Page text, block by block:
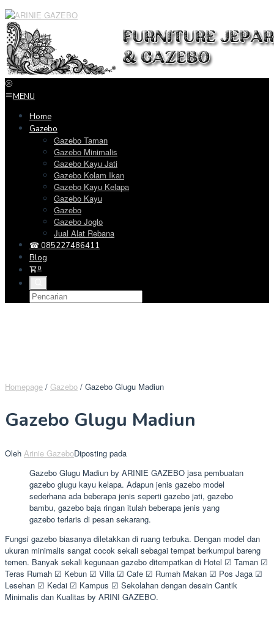
Loncat
ke
konten
MENU
Home
Gazebo
Gazebo Taman
Gazebo Minimalis
Gazebo Kayu Jati
Gazebo Kolam Ikan
Gazebo Kayu Kelapa
Gazebo Kayu
Gazebo
Gazebo Joglo
Jual Alat Rebana
☎ 085227486411
Blog
0
Homepage / Gazebo / Gazebo Glugu Madiun
Gazebo Glugu Madiun
Oleh Arinie GazeboDiposting pada
Gazebo Glugu Madiun by ARINIE GAZEBO jasa pembuatan
gazebo glugu kayu kelapa. Adapun jenis gazebo model
sederhana ada beberapa jenis seperti gazebo jati, gazebo
bambu, gazebo baja ringan itulah beberapa jenis yang
gazebo terlaris di pesan sekarang.
Fungsi gazebo biasanya diletakkan di ruang terbuka. Dengan model dan
ukuran minimalis sangat cocok sekali sebagai tempat berkumpul bareng
temen. Banyak sekali kegunaan gazebo ditempatkan di Hotel ☑ Taman ☑
Teras Rumah ☑ Kebun ☑ Villa ☑ Cafe ☑ Rumah Makan ☑ Pos Jaga ☑
Lesehan ☑ Kedai ☑ Kampus ☑ Sekolahan dengan desain Cantik
Minimalis dan Kualitas by ARINI GAZEBO.